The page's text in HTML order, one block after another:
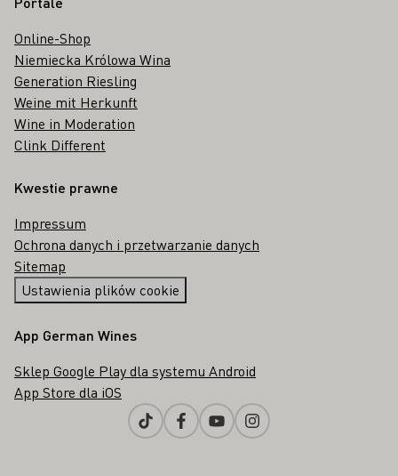
Online-Shop
Niemiecka Królowa Wina
Generation Riesling
Weine mit Herkunft
Wine in Moderation
Clink Different
Kwestie prawne
Impressum
Ochrona danych i przetwarzanie danych
Sitemap
Ustawienia plików cookie
App German Wines
Sklep Google Play dla systemu Android
App Store dla iOS
TiktokFacebookYoutubeInstagram